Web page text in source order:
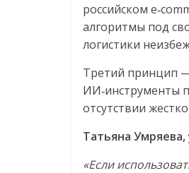
российском
алгоритмы под
логистики
Третий принцип
ИИ‑инструменты
отсутствии
Татьяна
«Если